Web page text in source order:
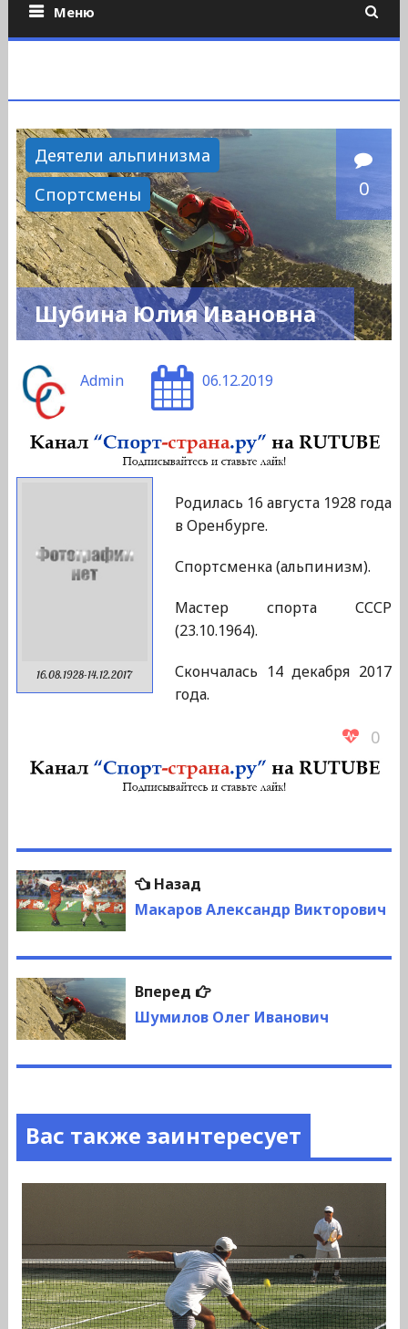
Меню
Деятели альпинизма
Спортсмены
0
Шубина Юлия Ивановна
Admin 06.12.2019
16.08.1928-14.12.2017
Родилась 16 августа 1928 года
в Оренбурге.
Спортсменка (альпинизм).
Мастер спорта СССР
(23.10.1964).
Скончалась 14 декабря 2017
года.
0
Навигация
по
записям
НазадПредыдущая
запись:
Макаров Александр Викторович
Вперед
Следующая
запись:
Шумилов Олег Иванович
Вас также заинтересует